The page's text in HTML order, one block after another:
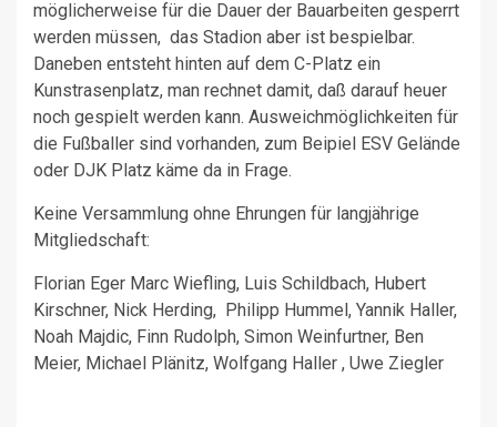
möglicherweise für die Dauer der Bauarbeiten gesperrt
werden müssen, das Stadion aber ist bespielbar.
Daneben entsteht hinten auf dem C-Platz ein
Kunstrasenplatz, man rechnet damit, daß darauf heuer
noch gespielt werden kann. Ausweichmöglichkeiten für
die Fußballer sind vorhanden, zum Beipiel ESV Gelände
oder DJK Platz käme da in Frage.
Keine Versammlung ohne Ehrungen für langjährige
Mitgliedschaft:
Florian Eger Marc Wiefling, Luis Schildbach, Hubert
Kirschner, Nick Herding, Philipp Hummel, Yannik Haller,
Noah Majdic, Finn Rudolph, Simon Weinfurtner, Ben
Meier, Michael Plänitz, Wolfgang Haller , Uwe Ziegler